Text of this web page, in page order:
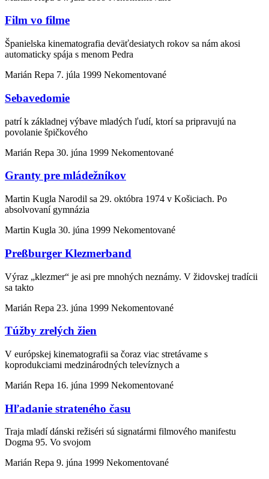
Film vo filme
Španielska kinematografia deväťdesiatych rokov sa nám akosi
automaticky spája s menom Pedra
Marián Repa 7. júla 1999 Nekomentované
Sebavedomie
patrí k základnej výbave mladých ľudí, ktorí sa pripravujú na
povolanie špičkového
Marián Repa 30. júna 1999 Nekomentované
Granty pre mládežníkov
Martin Kugla Narodil sa 29. októbra 1974 v Košiciach. Po
absolvovaní gymnázia
Martin Kugla 30. júna 1999 Nekomentované
Preßburger Klezmerband
Výraz „klezmer“ je asi pre mnohých neznámy. V židovskej tradícii
sa takto
Marián Repa 23. júna 1999 Nekomentované
Túžby zrelých žien
V európskej kinematografii sa čoraz viac stretávame s
koprodukciami medzinárodných televíznych a
Marián Repa 16. júna 1999 Nekomentované
Hľadanie strateného času
Traja mladí dánski režiséri sú signatármi filmového manifestu
Dogma 95. Vo svojom
Marián Repa 9. júna 1999 Nekomentované